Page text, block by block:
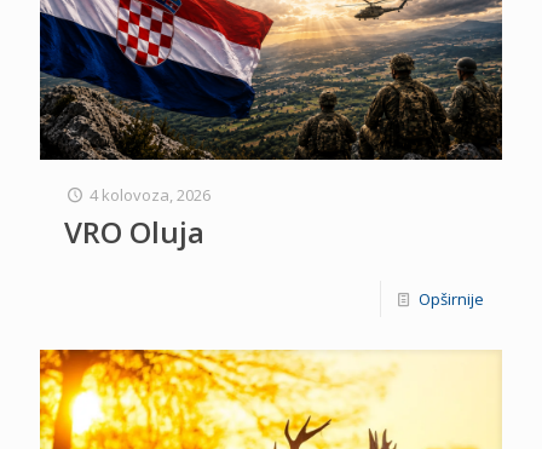
4 kolovoza, 2026
VRO Oluja
Opširnije